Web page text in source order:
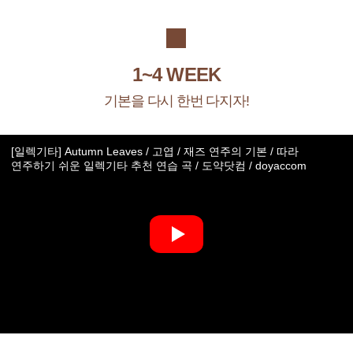
1~4 WEEK
기본을 다시 한번 다지자!
[일렉기타] Autumn Leaves / 고엽 / 재즈 연주의 기본 / 따라
연주하기 쉬운 일렉기타 추천 연습 곡 / 도약닷컴 / doyaccom